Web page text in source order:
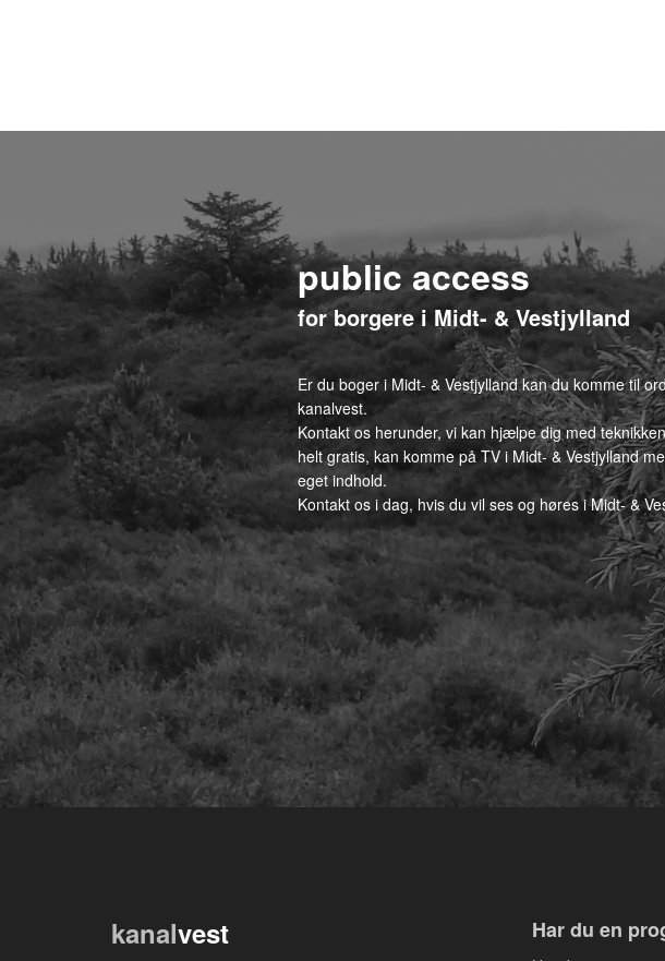
public access
for borgere i Midt- & Vestjylland
Er du boger i Midt- & Vestjylland kan du komme til
kanalvest.
Kontakt os herunder, vi kan hjælpe dig med
helt gratis, kan komme på TV i Midt- & Vestjylland
eget indhold.
Kontakt os i dag, hvis du vil ses og høres i Midt- &
kanalvest Har du en